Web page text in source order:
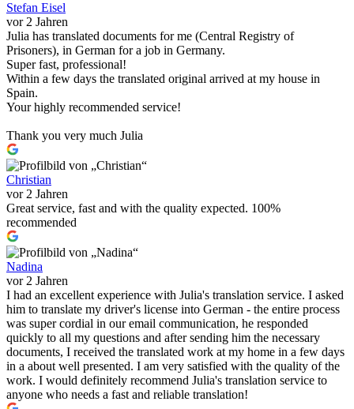
Stefan Eisel
vor 2 Jahren
Julia has translated documents for me (Central Registry of
Prisoners), in German for a job in Germany.
Super fast, professional!
Within a few days the translated original arrived at my house in
Spain.
Your highly recommended service!
Thank you very much Julia
Christian
vor 2 Jahren
Great service, fast and with the quality expected. 100%
recommended
Nadina
vor 2 Jahren
I had an excellent experience with Julia's translation service. I asked
him to translate my driver's license into German - the entire process
was super cordial in our email communication, he responded
quickly to all my questions and after sending him the necessary
documents, I received the translated work at my home in a few days
in a about well presented. I am very satisfied with the quality of the
work. I would definitely recommend Julia's translation service to
anyone who needs a fast and reliable translation!